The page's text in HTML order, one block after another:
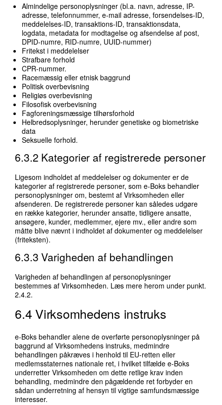
Almindelige personoplysninger (bl.a. navn, adresse, IP-
adresse, telefonnummer, e-mail adresse, forsendelses-ID,
meddelelses-ID, transaktions-ID, transaktionsdata,
logdata, metadata for modtagelse og afsendelse af post,
DPID-numre, RID-numre, UUID-nummer)
Fritekst i meddelelser
Strafbare forhold
CPR-nummer.
Racemæssig eller etnisk baggrund
Politisk overbevisning
Religiøs overbevisning
Filosofisk overbevisning
Fagforeningsmæssige tilhørsforhold
Helbredsoplysninger, herunder genetiske og biometriske
data
Seksuelle forhold.
6.3.2 Kategorier af registrerede personer
Ligesom indholdet af meddelelser og dokumenter er de
kategorier af registrerede personer, som e-Boks behandler
personoplysninger om, bestemt af Virksomheden eller
afsenderen. De registrerede personer kan således udgøre
en række kategorier, herunder ansatte, tidligere ansatte,
ansøgere, kunder, medlemmer, ejere mv., eller andre som
måtte blive nævnt i indholdet af dokumenter og meddelelser
(friteksten).
6.3.3 Varigheden af behandlingen
Varigheden af behandlingen af personoplysninger
bestemmes af Virksomheden. Læs mere herom under punkt.
2.4.2.
6.4 Virksomhedens instruks
e-Boks behandler alene de overførte personoplysninger på
baggrund af Virksomhedens instruks, medmindre
behandlingen påkræves i henhold til EU-retten eller
medlemsstaternes nationale ret, i hvilket tilfælde e-Boks
underretter Virksomheden om dette retlige krav inden
behandling, medmindre den pågældende ret forbyder en
sådan underretning af hensyn til vigtige samfundsmæssige
interesser.